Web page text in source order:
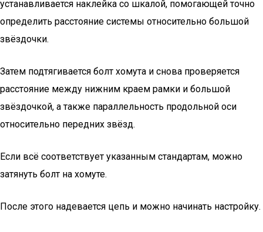
устанавливается наклейка со шкалой, помогающей точно
определить расстояние системы относительно большой
звёздочки.
Затем подтягивается болт хомута и снова проверяется
расстояние между нижним краем рамки и большой
звёздочкой, а также параллельность продольной оси
относительно передних звёзд.
Если всё соответствует указанным стандартам, можно
затянуть болт на хомуте.
После этого надевается цепь и можно начинать настройку.